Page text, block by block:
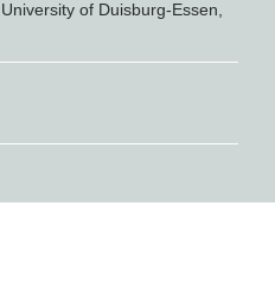
of Duisburg-Essen,